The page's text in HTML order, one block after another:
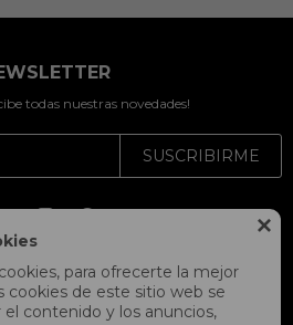

para ofrecerte la mejor
cookies de este sitio web se
el contenido y los anuncios,
todas nuestras novedades!
SUSCRIBIRME